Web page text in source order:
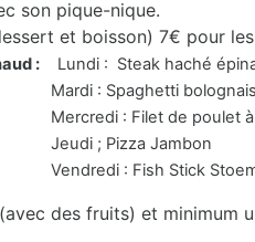
son pique-nique.
et boisson) 7€ pour
: Lundi : Steak haché
poulet à la crème
Jambon
Stick Stoemp
des fruits) et minimum